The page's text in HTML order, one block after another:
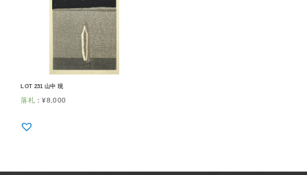
LOT 231 山中 現
落札 ：¥8,000